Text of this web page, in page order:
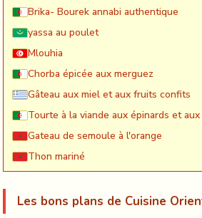
Brika- Bourek annabi authentique
yassa au poulet
Mlouhia
Chorba épicée aux merguez
Gâteau aux miel et aux fruits confits
Tourte à la viande aux épinards et
Gateau de semoule à l'orange
Thon mariné
Les bons plans de Cuisine